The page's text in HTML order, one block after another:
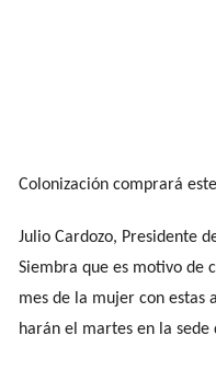
Colonización comprará
Julio Cardozo, Presidente
Siembra que es motivo de
mes de la mujer con estas
harán el martes en la sede